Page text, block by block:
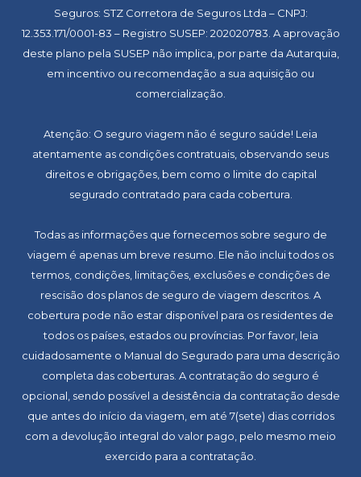
Seguros: STZ Corretora de Seguros Ltda – CNPJ:
12.353.171/0001-83 – Registro SUSEP: 202020783. A aprovação
deste plano pela SUSEP não implica, por parte da Autarquia,
em incentivo ou recomendação a sua aquisição ou
comercialização.
Atenção: O seguro viagem não é seguro saúde! Leia
atentamente as condições contratuais, observando seus
direitos e obrigações, bem como o limite do capital
segurado contratado para cada cobertura.
Todas as informações que fornecemos sobre seguro de
viagem é apenas um breve resumo. Ele não inclui todos os
termos, condições, limitações, exclusões e condições de
rescisão dos planos de seguro de viagem descritos. A
cobertura pode não estar disponível para os residentes de
todos os países, estados ou províncias. Por favor, leia
cuidadosamente o Manual do Segurado para uma descrição
completa das coberturas. A contratação do seguro é
opcional, sendo possível a desistência da contratação desde
que antes do início da viagem, em até 7(sete) dias corridos
com a devolução integral do valor pago, pelo mesmo meio
exercido para a contratação.